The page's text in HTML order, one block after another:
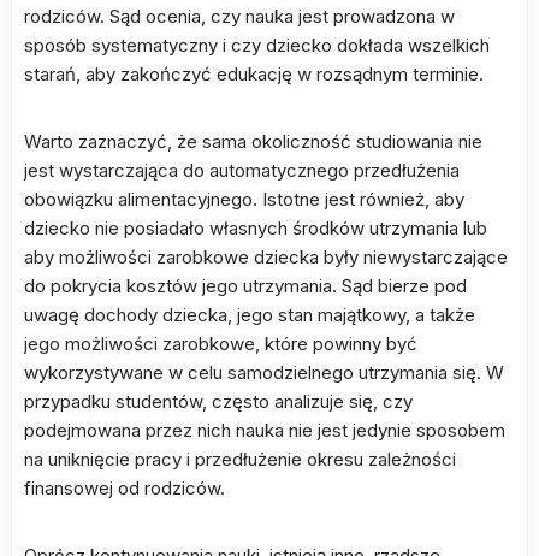
rodziców. Sąd ocenia, czy nauka jest prowadzona w
sposób systematyczny i czy dziecko dokłada wszelkich
starań, aby zakończyć edukację w rozsądnym terminie.
Warto zaznaczyć, że sama okoliczność studiowania nie
jest wystarczająca do automatycznego przedłużenia
obowiązku alimentacyjnego. Istotne jest również, aby
dziecko nie posiadało własnych środków utrzymania lub
aby możliwości zarobkowe dziecka były niewystarczające
do pokrycia kosztów jego utrzymania. Sąd bierze pod
uwagę dochody dziecka, jego stan majątkowy, a także
jego możliwości zarobkowe, które powinny być
wykorzystywane w celu samodzielnego utrzymania się. W
przypadku studentów, często analizuje się, czy
podejmowana przez nich nauka nie jest jedynie sposobem
na uniknięcie pracy i przedłużenie okresu zależności
finansowej od rodziców.